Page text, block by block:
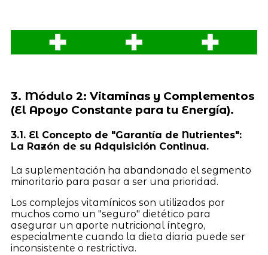
3. Módulo 2: Vitaminas y Complementos
(El Apoyo Constante para tu Energía).
3.1. El Concepto de "Garantía de Nutrientes":
La Razón de su Adquisición Continua.
La suplementación ha abandonado el segmento
minoritario para pasar a ser una prioridad.
Los complejos vitamínicos son utilizados por
muchos como un "seguro" dietético para
asegurar un aporte nutricional íntegro,
especialmente cuando la dieta diaria puede ser
inconsistente o restrictiva.